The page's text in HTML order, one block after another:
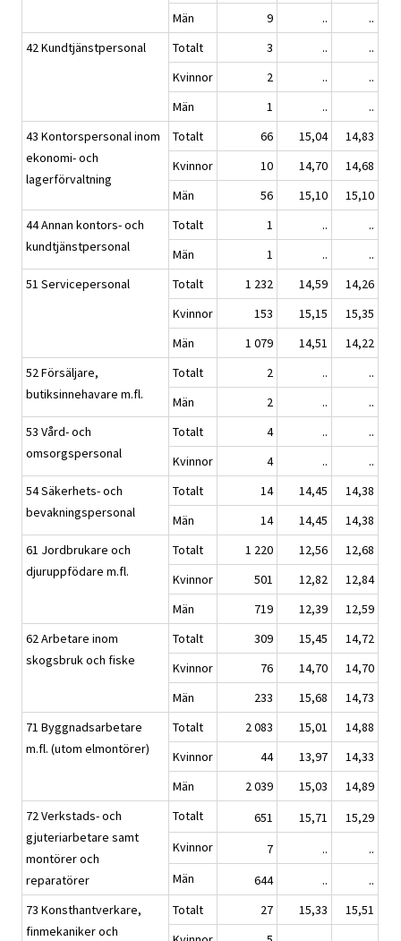
Män
9 ..
..
42 Kundtjänstpersonal
Totalt 3 ..
..
Kvinnor
2 ..
..
Män
1 ..
..
43 Kontorspersonal inom
ekonomi- och
lagerförvaltning
Totalt 66 15,04
14,83
Kvinnor
10 14,70
14,68
Män
56 15,10
15,10
44 Annan kontors- och
kundtjänstpersonal
Totalt 1 ..
..
Män
1 ..
..
51 Servicepersonal
Totalt 1 232 14,59
14,26
Kvinnor
153 15,15
15,35
Män
1 079 14,51
14,22
52 Försäljare,
butiksinnehavare m.fl.
Totalt 2 ..
..
Män
2 ..
..
53 Vård- och
omsorgspersonal
Totalt 4 ..
..
Kvinnor
4 ..
..
54 Säkerhets- och
bevakningspersonal
Totalt 14 14,45
14,38
Män
14 14,45
14,38
61 Jordbrukare och
djuruppfödare m.fl.
Totalt 1 220 12,56
12,68
Kvinnor
501 12,82
12,84
Män
719 12,39
12,59
62 Arbetare inom
skogsbruk och fiske
Totalt 309 15,45
14,72
Kvinnor
76 14,70
14,70
Män
233 15,68
14,73
71 Byggnadsarbetare
m.fl. (utom elmontörer)
Totalt 2 083 15,01
14,88
Kvinnor
44 13,97
14,33
Män
2 039 15,03
14,89
72 Verkstads- och
gjuteriarbetare samt
montörer och
reparatörer
Totalt 651 15,71
15,29
Kvinnor
7 ..
..
Män
644 ..
..
73 Konsthantverkare,
finmekaniker och
Totalt 27 15,33
15,51